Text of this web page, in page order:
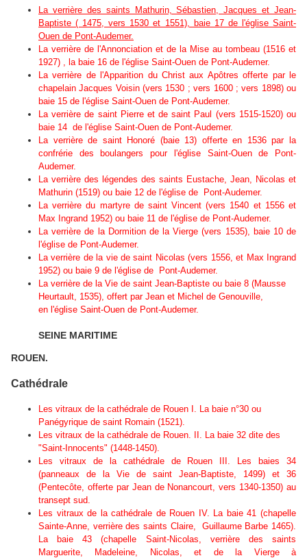
La verrière des saints Mathurin, Sébastien, Jacques et Jean-
Baptiste ( 1475, vers 1530 et 1551), baie 17 de l'église Saint-
Ouen de Pont-Audemer.
La verrière de l'Annonciation et de la Mise au tombeau (1516 et
1927) , la baie 16 de l'église Saint-Ouen de Pont-Audemer.
La verrière de l'Apparition du Christ aux Apôtres offerte par le
chapelain Jacques Voisin (vers 1530 ; vers 1600 ; vers 1898) ou
baie 15 de l'église Saint-Ouen de Pont-Audemer.
La verrière de saint Pierre et de saint Paul (vers 1515-1520) ou
baie 14 de l'église Saint-Ouen de Pont-Audemer.
La verrière de saint Honoré (baie 13) offerte en 1536 par la
confrérie des boulangers pour l'église Saint-Ouen de Pont-
Audemer.
La verrière des légendes des saints Eustache, Jean, Nicolas et
Mathurin (1519) ou baie 12 de l'église de Pont-Audemer.
La verrière du martyre de saint Vincent (vers 1540 et 1556 et
Max Ingrand 1952) ou baie 11 de l'église de Pont-Audemer.
La verrière de la Dormition de la Vierge (vers 1535), baie 10 de
l'église de Pont-Audemer.
La verrière de la vie de saint Nicolas (vers 1556, et Max Ingrand
1952) ou baie 9 de l'église de Pont-Audemer.
La verrière de la Vie de saint Jean-Baptiste ou baie 8 (Mausse
Heurtault, 1535), offert par Jean et Michel de Genouville,
en l'église Saint-Ouen de Pont-Audemer.
SEINE MARITIME
ROUEN.
Cathédrale
Les vitraux de la cathédrale de Rouen I. La baie n°30 ou
Panégyrique de saint Romain (1521).
Les vitraux de la cathédrale de Rouen. II. La baie 32 dite des
"Saint-Innocents" (1448-1450).
Les vitraux de la cathédrale de Rouen III. Les baies 34
(panneaux de la Vie de saint Jean-Baptiste, 1499) et 36
(Pentecôte, offerte par Jean de Nonancourt, vers 1340-1350) au
transept sud.
Les vitraux de la cathédrale de Rouen IV. La baie 41 (chapelle
Sainte-Anne, verrière des saints Claire, Guillaume Barbe 1465).
La baie 43 (chapelle Saint-Nicolas, verrière des saints
Marguerite, Madeleine, Nicolas, et de la Vierge à